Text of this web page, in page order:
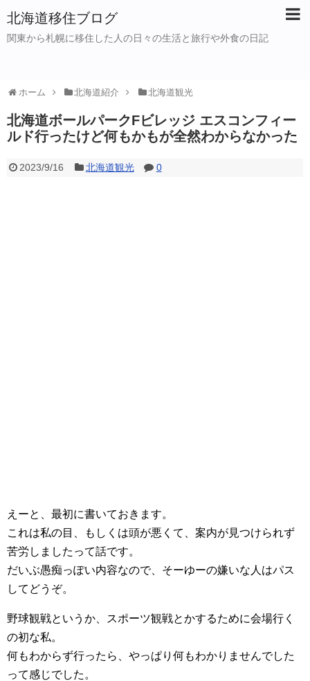
北海道移住ブログ
関東から札幌に移住した人の日々の生活と旅行や外食の日記
ホーム 北海道紹介 北海道観光
北海道ボールパークFビレッジ エスコンフィー
ルド行ったけど何もかもが全然わからなかった
2023/9/16 北海道観光 0
えーと、最初に書いておきます。
これは私の目、もしくは頭が悪くて、案内が見つけられず
苦労しましたって話です。
だいぶ愚痴っぽい内容なので、そーゆーの嫌いな人はパス
してどうぞ。
野球観戦というか、スポーツ観戦とかするために会場行く
の初な私。
何もわからず行ったら、やっぱり何もわかりませんでした
って感じでした。